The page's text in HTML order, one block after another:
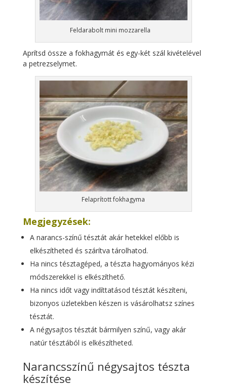
Feldarabolt mini mozzarella
Aprítsd össze a fokhagymát és egy-két szál kivételével
a petrezselymet.
Felaprított fokhagyma
Megjegyzések:
A narancs-színű tésztát akár hetekkel előbb is
elkészítheted és szárítva tárolhatod.
Ha nincs tésztagéped, a tészta hagyományos kézi
módszerekkel is elkészíthető.
Ha nincs időt vagy indíttatásod tésztát készíteni,
bizonyos üzletekben készen is vásárolhatsz színes
tésztát.
A négysajtos tésztát bármilyen színű, vagy akár
natúr tésztából is elkészítheted.
Narancsszínű négysajtos tészta
készítése